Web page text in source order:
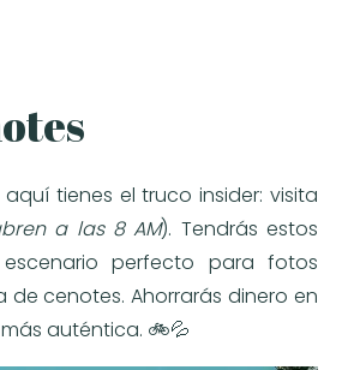
tienes el truco insider: visita
a las 8 AM). Tendrás estos
perfecto para fotos
cenotes. Ahorrarás dinero en
auténtica. 🚲💦